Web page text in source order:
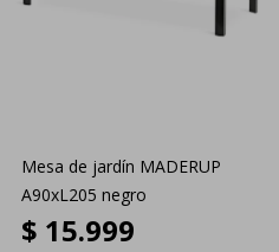
Mesa de jardín MADERUP
A90xL205 negro
$ 15.999